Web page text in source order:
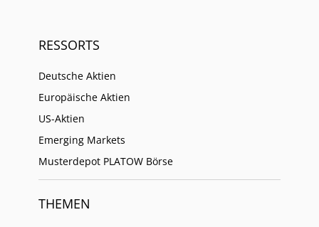
RESSORTS
Deutsche Aktien
Europäische Aktien
US-Aktien
Emerging Markets
Musterdepot PLATOW Börse
THEMEN